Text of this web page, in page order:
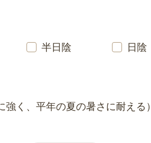
半日陰 日陰
強く、平年の夏の暑さに耐える）